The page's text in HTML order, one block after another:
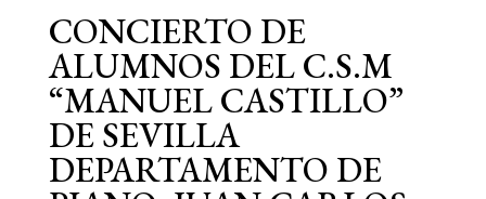
CONCIERTO DE
ALUMNOS DEL C.S.M
“MANUEL CASTILLO”
DE SEVILLA
DEPARTAMENTO DE